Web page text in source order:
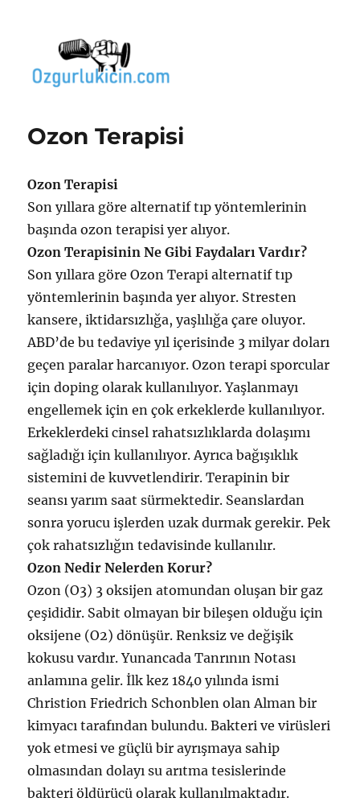
Ozon Terapisi
Ozon Terapisi
Son yıllara göre alternatif tıp yöntemlerinin
başında ozon terapisi yer alıyor.
Ozon Terapisinin Ne Gibi Faydaları Vardır?
Son yıllara göre Ozon Terapi alternatif tıp
yöntemlerinin başında yer alıyor. Stresten
kansere, iktidarsızlığa, yaşlılığa çare oluyor.
ABD’de bu tedaviye yıl içerisinde 3 milyar doları
geçen paralar harcanıyor. Ozon terapi sporcular
için doping olarak kullanılıyor. Yaşlanmayı
engellemek için en çok erkeklerde kullanılıyor.
Erkeklerdeki cinsel rahatsızlıklarda dolaşımı
sağladığı için kullanılıyor. Ayrıca bağışıklık
sistemini de kuvvetlendirir. Terapinin bir
seansı yarım saat sürmektedir. Seanslardan
sonra yorucu işlerden uzak durmak gerekir. Pek
çok rahatsızlığın tedavisinde kullanılır.
Ozon Nedir Nelerden Korur?
Ozon (O3) 3 oksijen atomundan oluşan bir gaz
çeşididir. Sabit olmayan bir bileşen olduğu için
oksijene (O2) dönüşür. Renksiz ve değişik
kokusu vardır. Yunancada Tanrının Notası
anlamına gelir. İlk kez 1840 yılında ismi
Christion Friedrich Schonblen olan Alman bir
kimyacı tarafından bulundu. Bakteri ve virüsleri
yok etmesi ve güçlü bir ayrışmaya sahip
olmasından dolayı su arıtma tesislerinde
bakteri öldürücü olarak kullanılmaktadır.